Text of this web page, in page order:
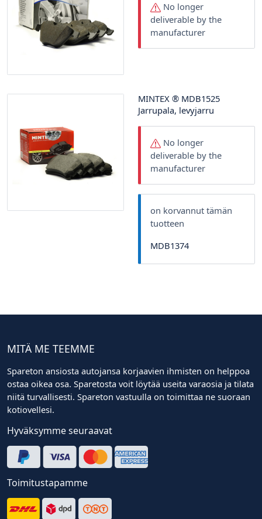
No longer
deliverable by the
manufacturer
MINTEX ® MDB1525
Jarrupala, levyjarru
No longer
deliverable by the
manufacturer
on korvannut tämän
tuotteen
MDB1374
MITÄ ME TEEMME
Spareton ansiosta autojansa korjaavien ihmisten on helppoa
ostaa oikea osa. Sparetosta voit löytää useita varaosia ja tilata
niitä turvallisesti. Spareton vastuulla on toimittaa ne suoraan
kotiovellesi.
Hyväksymme seuraavat
Toimitustapamme